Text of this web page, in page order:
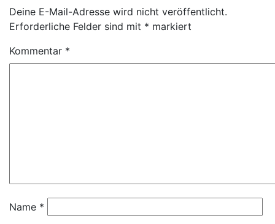
Deine E-Mail-Adresse wird nicht veröffentlicht.
Erforderliche Felder sind mit * markiert
Kommentar *
Name *